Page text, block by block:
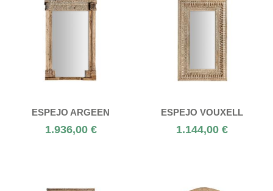
ESPEJO ARGEEN
1.936,00 €
ESPEJO VOUXELL
1.144,00 €